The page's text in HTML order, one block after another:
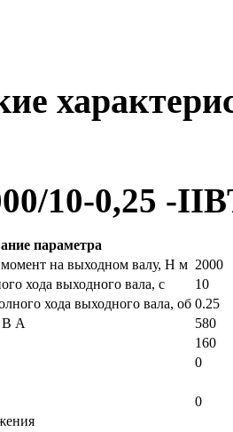
10-0,25 -
параметра
на выходном валу, Н м 2000
хода выходного вала, с
10
хода выходного вала, об 0.25
В А
580
160
0
0